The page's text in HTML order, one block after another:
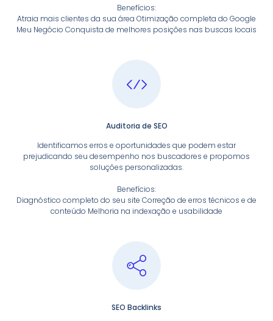
Benefícios:
Atraia mais clientes da sua área Otimização completa do Google
Meu Negócio Conquista de melhores posições nas buscas locais
Auditoria de SEO
Identificamos erros e oportunidades que podem estar
prejudicando seu desempenho nos buscadores e propomos
soluções personalizadas.
Benefícios:
Diagnóstico completo do seu site Correção de erros técnicos e de
conteúdo Melhoria na indexação e usabilidade
SEO Backlinks